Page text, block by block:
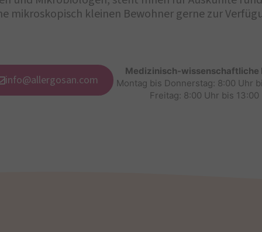
mikroskopisch kleinen Bewohner gerne zur
info@allergosan.com
Medizinisch-wissenschaftliche
Montag bis Donnerstag: 8:00 Uhr
Freitag: 8:00 Uhr bis 13:00